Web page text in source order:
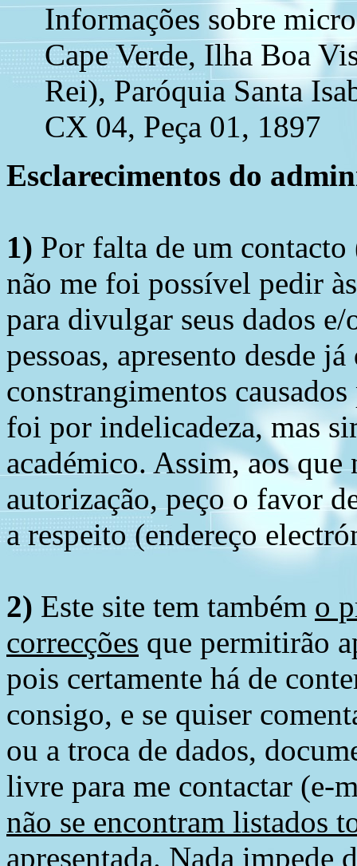
Informações sobre
Cape Verde, Ilha Boa
Rei), Paróquia Santa
CX 04, Peça 01, 1897
Esclarecimentos do
1) Por falta de um
não me foi possível pedir
para divulgar seus dados
pessoas, apresento desde
constrangimentos
foi por indelicadeza, mas
académico. Assim, aos
autorização, peço o favor
a respeito (endereço
2) Este site tem também o
correcções que permitirão
pois certamente há de
consigo, e se quiser
ou a troca de dados,
livre para me contactar (e-
não se encontram listados
apresentada. Nada impede